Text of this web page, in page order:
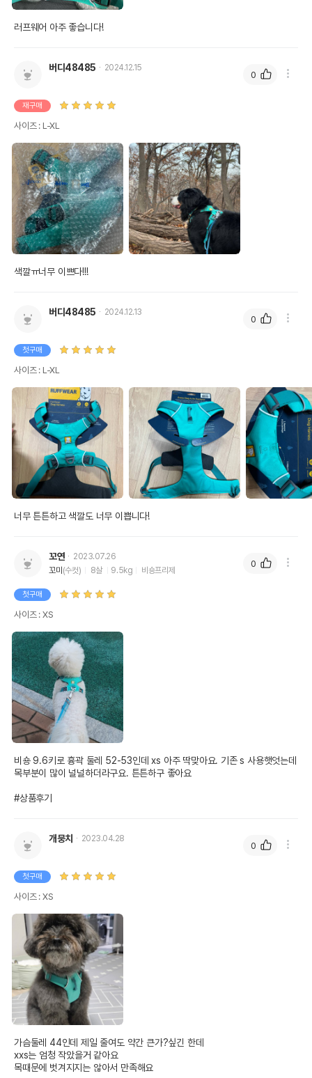
러프웨어 아주 좋습니다!
버디48485 2024.12.15
재구매
사이즈 : L-XL
색깔ㅠ너무 이쁘다!!!
0
버디48485 2024.12.13
첫구매
사이즈 : L-XL
너무 튼튼하고 색깔도 너무 이쁩니다!
0
꼬연
2023.07.26
꼬미 (수컷) 8살 9.5kg 비숑프리제
첫구매
사이즈 : XS
비숑 9.6키로 흉곽 둘레 52-53인데 xs 아주 딱맞아요. 기존 s 사용햇엇는데
목부분이 많이 널널하더라구요. 튼튼하구 좋아요
#상품후기
0
개뭉치 2023.04.28
첫구매
사이즈 : XS
가슴둘레 44인데 제일 줄여도 약간 큰가?싶긴 한데
xxs는 엄청 작았을거 같아요
목때문에 벗겨지지는 않아서 만족해요
0